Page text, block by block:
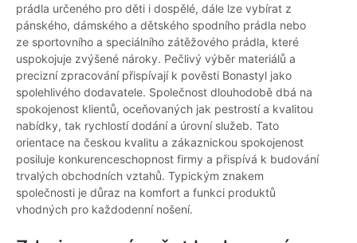
prádla určeného pro děti i dospělé, dále lze vybírat z
pánského, dámského a dětského spodního prádla nebo
ze sportovního a speciálního zátěžového prádla, které
uspokojuje zvýšené nároky. Pečlivý výběr materiálů a
precizní zpracování přispívají k pověsti Bonastyl jako
spolehlivého dodavatele. Společnost dlouhodobě dbá na
spokojenost klientů, oceňovaných jak pestrostí a kvalitou
nabídky, tak rychlostí dodání a úrovní služeb. Tato
orientace na českou kvalitu a zákaznickou spokojenost
posiluje konkurenceschopnost firmy a přispívá k budování
trvalých obchodních vztahů. Typickým znakem
společnosti je důraz na komfort a funkci produktů
vhodných pro každodenní nošení.